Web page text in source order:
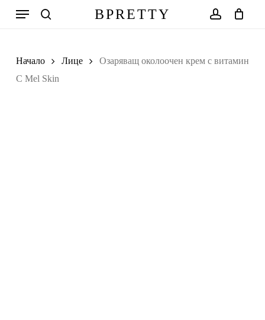
BPRETTY
Меню
Начало Лице
Озаряващ околоочен крем с витамин
С Mel Skin